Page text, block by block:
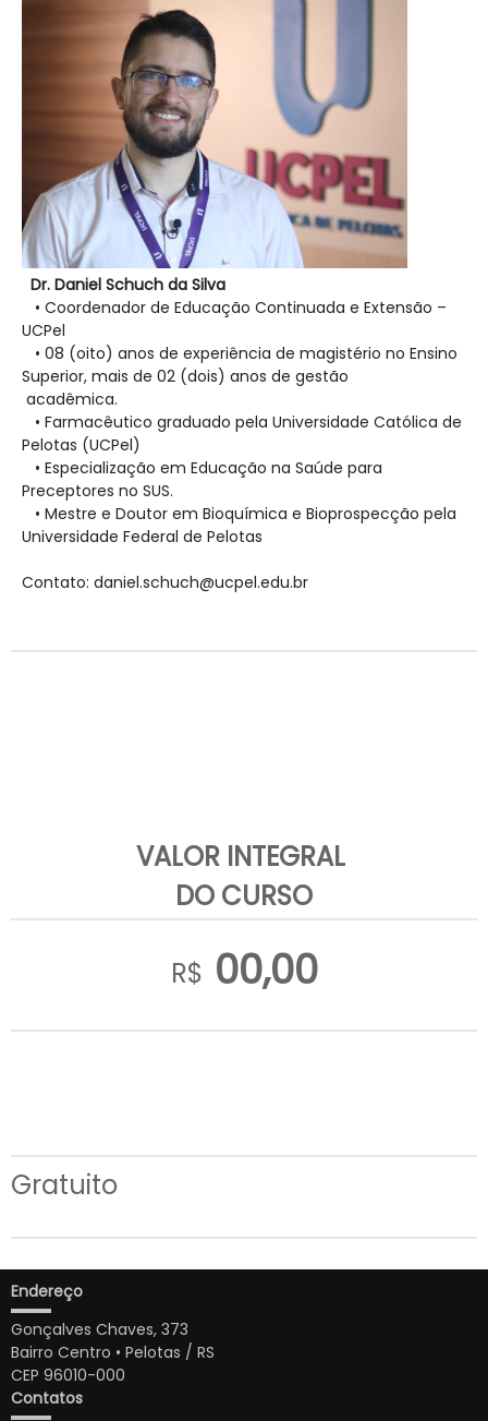
Dr. Daniel Schuch da Silva
• Coordenador de Educação Continuada e Extensão –
UCPel
• 08 (oito) anos de experiência de magistério no Ensino
Superior, mais de 02 (dois) anos de gestão
acadêmica.
• Farmacêutico graduado pela Universidade Católica de
Pelotas (UCPel)
• Especialização em Educação na Saúde para
Preceptores no SUS.
• Mestre e Doutor em Bioquímica e Bioprospecção pela
Universidade Federal de Pelotas
Contato: daniel.schuch@ucpel.edu.br
VALOR INTEGRAL
DO CURSO
R$ 00,00
Gratuito
Endereço
Gonçalves Chaves, 373
Bairro Centro • Pelotas / RS
CEP 96010-000
Contatos